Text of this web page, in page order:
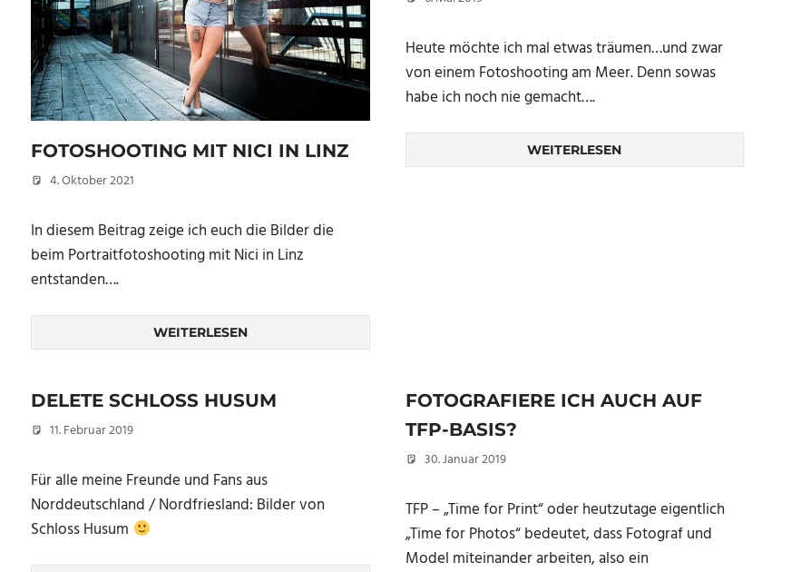
FOTOSHOOTING MIT NICI IN LINZ
4. Oktober 2021
In diesem Beitrag zeige ich euch die Bilder die
beim Portraitfotoshooting mit Nici in Linz
entstanden….
WEITERLESEN
Heute möchte ich mal etwas träumen…und zwar
von einem Fotoshooting am Meer. Denn sowas
habe ich noch nie gemacht….
WEITERLESEN
DELETE SCHLOSS HUSUM
11. Februar 2019
Für alle meine Freunde und Fans aus
Norddeutschland / Nordfriesland: Bilder von
Schloss Husum
FOTOGRAFIERE ICH AUCH AUF
TFP-BASIS?
30. Januar 2019
TFP – „Time for Print“ oder heutzutage eigentlich
„Time for Photos“ bedeutet, dass Fotograf und
Model miteinander arbeiten, also ein